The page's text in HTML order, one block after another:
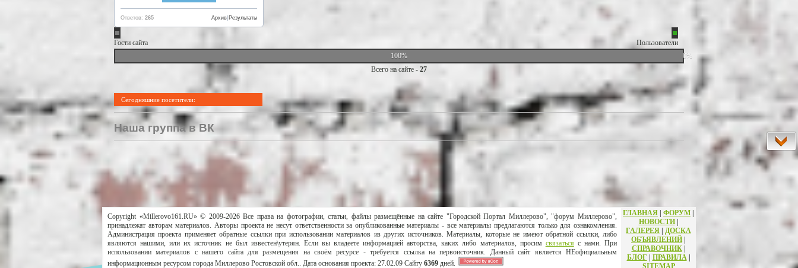
Ответов: 265 Результаты
Архив
Гости сайта
Пользователи
100%
0%
Всего на сайте - 27
Сегодняшние посетители:
Наша группа в ВК
Copyright «Millerovo161.RU» © 2009-2026 Все права на фотографии, статьи, файлы размещённые на сайте "Городской Портал Миллерово", "форум Миллерово",
принадлежат авторам материалов. Авторы проекта не несут ответственности за опубликованные материалы - все материалы предлагаются только для ознакомления.
Администрация проекта применяет обратные ссылки при использовании материалов из других источников. Материалы, которые не имеют обратной ссылки, либо
являются нашими, или их источник не был известен\утерян. Если вы владеете информацией авторства, каких либо материалов, просим связатьсяс нами. При
использовании материалов с нашего сайта для размещения на своём ресурсе - требуется ссылка на первоисточник. Данный сайт является НЕофициальным
информационным ресурсом города Миллерово Ростовской обл.. Дата основания проекта: 27.02.09 Сайту 6369 дней.
ГЛАВНАЯ | ФОРУМ |
НОВОСТИ|
ГАЛЕРЕЯ | ДОСКА
ОБЪЯВЛЕНИЙ |
СПРАВОЧНИК|
БЛОГ | ПРАВИЛА |
SITEMAP